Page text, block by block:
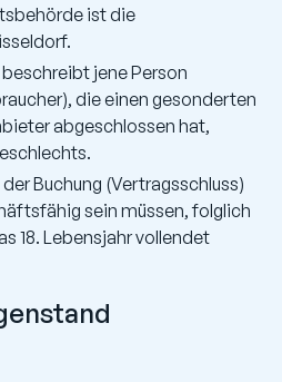
ist die
jene Person
die einen gesonderten
abgeschlossen hat,
Buchung (Vertragsschluss)
sein müssen, folglich
18. Lebensjahr vollendet